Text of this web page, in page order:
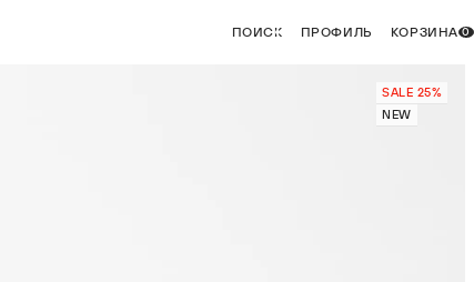
ПОИСК ПРОФИЛЬ КОРЗИНА 0
SALE 25%
NEW